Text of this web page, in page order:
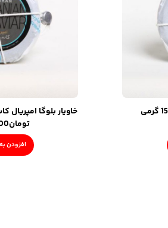
خاویار بلوگا امپریال
تومان
افزودن